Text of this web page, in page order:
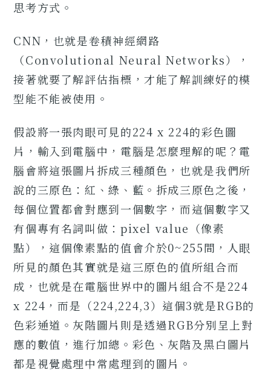
思考方式。
CNN，也就是卷積神經網路
（Convolutional Neural Networks），
接著就要了解評估指標，才能了解訓練好的模
型能不能被使用。
假設將一張肉眼可見的224 x 224的彩色圖
片，輸入到電腦中，電腦是怎麼理解的呢？電
腦會將這張圖片拆成三種顏色，也就是我們所
說的三原色：紅、綠、藍。拆成三原色之後，
每個位置都會對應到一個數字，而這個數字又
有個專有名詞叫做：pixel value（像素
點），這個像素點的值會介於0~255間，人眼
所見的顏色其實就是這三原色的值所組合而
成，也就是在電腦世界中的圖片組合不是224
x 224，而是（224,224,3）這個3就是RGB的
色彩通道。灰階圖片則是透過RGB分別呈上對
應的數值，進行加總。彩色、灰階及黑白圖片
都是視覺處理中常處理到的圖片。